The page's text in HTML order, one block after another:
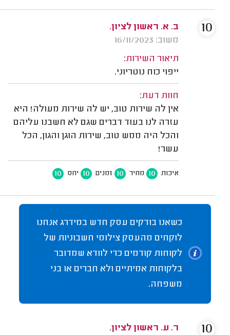
ב. א. ראשון לציון.
משוב: 16/11/2023
תיאור השירות:
ייפוי כוח נוטריוני.
חוות דעת:
אין לה שירות טוב, יש לה שירות מעולה! היא
עזרה לנו בעוד דברים שגם לא חשבנו עליהם
והכל היה ממש טוב, שירות הוגן והגון, הכל
עשר!
איכות 10 מחיר 10 זמנים 10 יחס 10
10
כשאנו בודקים עסק חדש במידרג אנחנו
לוקחים מהעסק צילומי חשבוניות של
לקוחות קודמים כדי לוודא שמדובר
בלקוחות אמיתיים ולא חברים או בני
משפחה.
ר. ע. ראשון לציון.
10